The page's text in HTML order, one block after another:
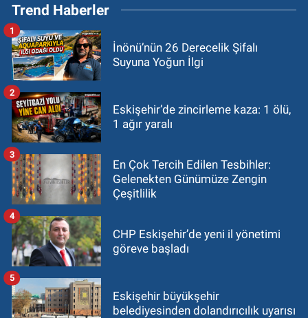
Trend Haberler
İnönü’nün 26 Derecelik Şifalı
Suyuna Yoğun İlgi
1
Eskişehir’de zincirleme kaza: 1 ölü,
1 ağır yaralı
2
En Çok Tercih Edilen Tesbihler:
Gelenekten Günümüze Zengin
Çeşitlilik
3
CHP Eskişehir’de yeni il yönetimi
göreve başladı
4
Eskişehir büyükşehir
belediyesinden dolandırıcılık uyarısı
5